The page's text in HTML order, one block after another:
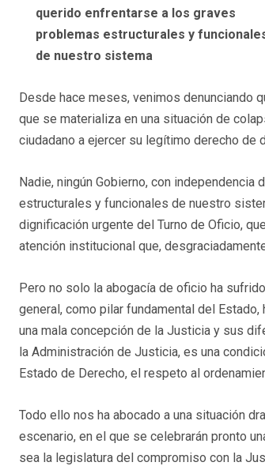
querido enfrentarse a los graves
problemas estructurales y
de nuestro sistema
Desde hace meses, venimos denunciando
que se materializa en una situación de
ciudadano a ejercer su legítimo derecho de
Nadie, ningún Gobierno, con
estructurales y funcionales de nuestro
dignificación urgente del Turno de Oficio,
atención institucional que,
Pero no solo la abogacía de oficio ha
general, como pilar fundamental del
una mala concepción de la Justicia y sus
la Administración de Justicia, es una
Estado de Derecho, el respeto al
Todo ello nos ha abocado a una situación
escenario, en el que se celebrarán pronto
sea la legislatura del compromiso con la